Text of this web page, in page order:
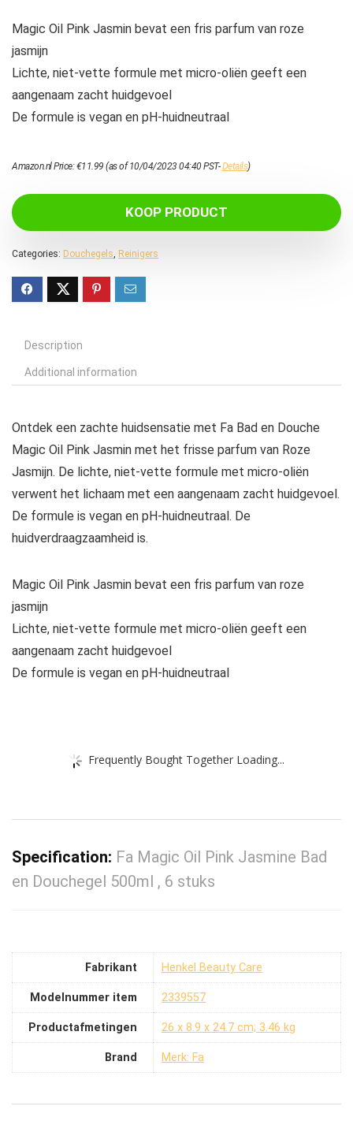
Magic Oil Pink Jasmin bevat een fris parfum van roze
jasmijn
Lichte, niet-vette formule met micro-oliën geeft een
aangenaam zacht huidgevoel
De formule is vegan en pH-huidneutraal
Amazon.nl Price:€11.99 (as of 10/04/2023 04:40 PST-Details)
KOOP PRODUCT
Categories: Douchegels, Reinigers
Description
Additional information
Ontdek een zachte huidsensatie met Fa Bad en Douche
Magic Oil Pink Jasmin met het frisse parfum van Roze
Jasmijn. De lichte, niet-vette formule met micro-oliën
verwent het lichaam met een aangenaam zacht huidgevoel.
De formule is vegan en pH-huidneutraal. De
huidverdraagzaamheid is.
Magic Oil Pink Jasmin bevat een fris parfum van roze
jasmijn
Lichte, niet-vette formule met micro-oliën geeft een
aangenaam zacht huidgevoel
De formule is vegan en pH-huidneutraal
Frequently Bought Together Loading...
Specification: Fa Magic Oil Pink Jasmine Bad
en Douchegel 500ml , 6 stuks
Fabrikant ‎Henkel Beauty Care
Modelnummer item ‎2339557
Productafmetingen ‎26 x 8.9 x 24.7 cm; 3.46 kg
Brand Merk: Fa